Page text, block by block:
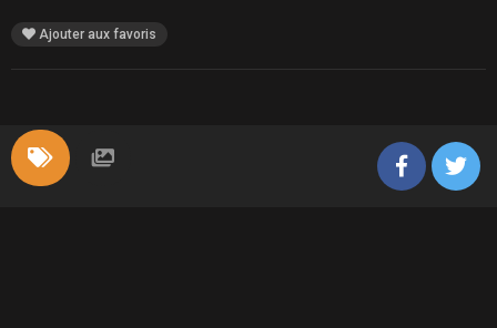
Ajouter aux favoris